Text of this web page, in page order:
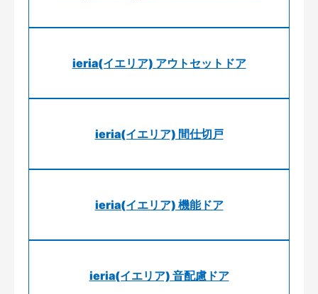
ieria(イエリア) アウトセットドア
ieria(イエリア) 間仕切戸
ieria(イエリア) 機能ドア
ieria(イエリア) 音配慮ドア